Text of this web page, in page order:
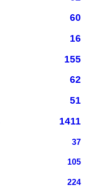
60
16
155
62
51
1411
37
105
224